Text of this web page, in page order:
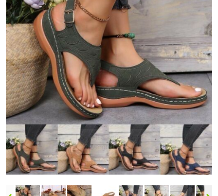
Doppelt antippen zum
vergrößern